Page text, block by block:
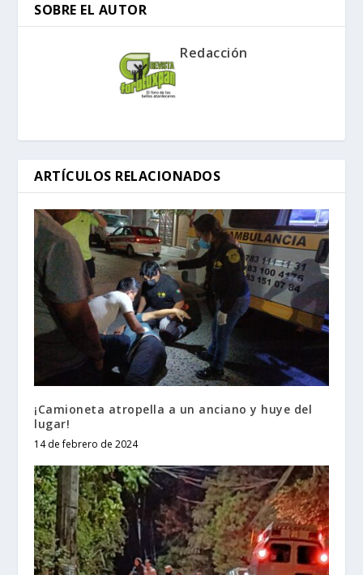
SOBRE EL AUTOR
Redacción
ARTÍCULOS RELACIONADOS
¡Camioneta atropella a un anciano y huye del
lugar!
14 de febrero de 2024